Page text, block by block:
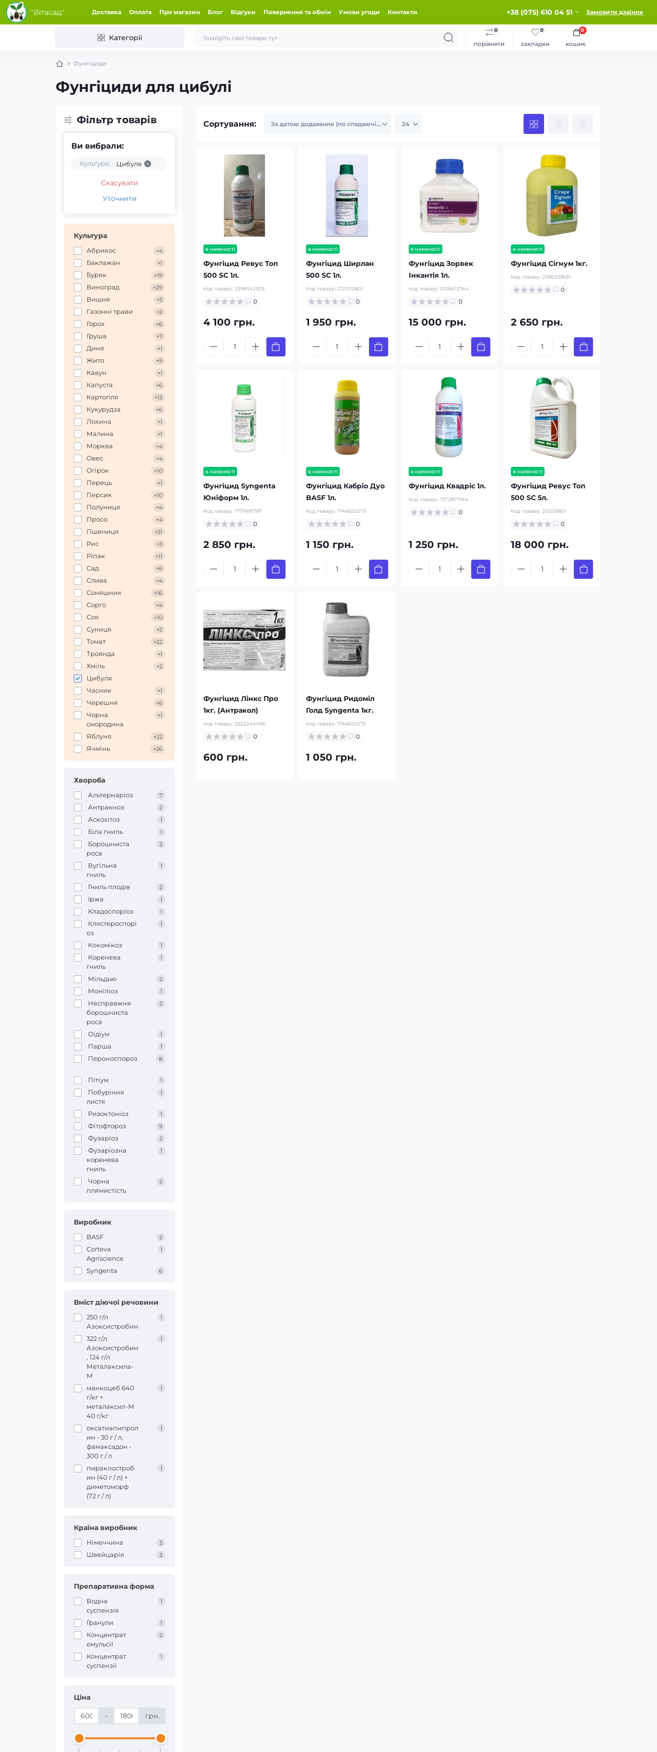
Доставка Оплата Про магазин Блог Відгуки Повернення та обмін Умови угоди Контакти +38 (075) 610 04 51 Замовити дзвінок
Категорії
порівняти
0
закладки
0
кошик
0
Фунгіциди
Фунгіциди для цибулі
Фільтр товарів
Ви вибрали:
Культура: Цибуля
Скасувати
Уточнити
Культура
Абрикос +4
Баклажан +1
Буряк +19
Виноград +29
Вишня +5
Газонні трави +2
Горох +6
Груша +7
Диня +1
Жито +9
Кавун +1
Капуста +6
Картопля +13
Кукурудза +6
Лохина +1
Малина +1
Морква +4
Овес +4
Огірок +10
Перець +1
Персик +10
Полуниця +4
Просо +4
Пшениця +31
Рис +3
Ріпак +11
Сад +6
Слива +4
Соняшник +16
Сорго +4
Соя +10
Суниця +2
Томат +22
Троянда +1
Хміль +2
Цибуля
Часник
+1
Черешня +6
Чорна
смородина
+1
Яблуня +22
Ячмінь +26
Хвороба
Альтернаріоз 7
Антракноз 2
Аскохітоз 1
Біла гниль 1
Борошниста
роса
3
Вугільна
гниль
1
Гниль плодів 2
Іржа 1
Кладоспоріоз 1
Клястероспорі
оз
1
Кокомікоз 1
Коренева
гниль
1
Мільдью 2
Моніліоз 1
Несправжня
борошниста
роса
2
Оїдіум 1
Парша 1
Пероноспороз 8
Пітіум 1
Побуріння
листя
1
Ризоктоніоз 1
Фітофтороз 9
Фузаріоз 2
Фузаріозна
коренева
гниль
1
Чорна
плямистість
2
Виробник
BASF 2
Corteva
Agriscience
1
Syngenta 6
Вміст діючої речовини
250 г/л
Азоксистробин
1
322 г/л
Азоксистробин
, 124 г/л
Металаксила-
М
1
манкоцеб 640
г/кг +
металаксил-М
40 г/кг
1
оксатиапипрол
ин - 30 г / л,
фамаксадон -
300 г / л
1
пираклостроб
ин (40 г / л) +
диметоморф
(72 г / л)
1
Країна виробник
Німеччина 3
Швейцарія 3
Препаративна форма
Водна
суспензія
1
Гранули 1
Концентрат
емульсії
2
Концентрат
суспензії
1
Ціна
- грн.
Сортування:
в наявності
Фунгіцид Ревус Топ
500 SC 1л.
Код товару: 2299342929
0
4 100 грн.
в наявності
Фунгіцид Ширлан
500 SC 1л.
Код товару: 2121312801
0
1 950 грн.
в наявності
Фунгіцид Зорвек
Інкантія 1л.
Код товару: 2108413744
0
15 000 грн.
в наявності
Фунгіцид Сігнум 1кг.
Код товару:2085399631
0
2 650 грн.
в наявності
Фунгіцид Syngenta
Юніформ 1л.
Код товару: 1777691787
0
2 850 грн.
в наявності
Фунгіцид Кабріо Дуо
BASF 1л.
Код товару: 1746620273
0
1 150 грн.
в наявності
Фунгіцид Квадріс 1л.
Код товару: 1372877144
0
1 250 грн.
в наявності
Фунгіцид Ревус Топ
500 SC 5л.
Код товару:215515801
0
18 000 грн.
Фунгіцид Лінкс Про
1кг. (Антракол)
Код товару: 2522244066
0
600 грн.
Фунгіцид Ридоміл
Голд Syngenta 1кг.
Код товару: 1746620275
0
1 050 грн.